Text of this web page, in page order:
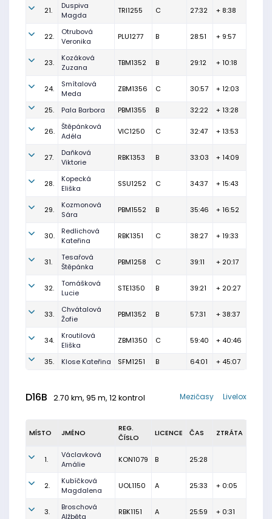
21.
Duspiva
Magda
TRI1255 C 27:32 + 8:38
22.
Otrubová
Veronika
PLU1277 B 28:51 + 9:57
23.
Kozáková
Zuzana
TBM1352 B 29:12 + 10:18
24.
Smítalová
Meda
ZBM1356 C 30:57 + 12:03
25. Pala Barbora PBM1355 B 32:22 + 13:28
26.
Štěpánková
Adéla
VIC1250 C 32:47 + 13:53
27.
Daňková
Viktorie
RBK1353 B 33:03 + 14:09
28.
Kopecká
Eliška
SSU1252 C 34:37 + 15:43
29.
Kozmonová
Sára
PBM1552 B 35:46 + 16:52
30.
Redlichová
Kateřina
RBK1351 C 38:27 + 19:33
31.
Tesařová
Štěpánka
PBM1258 C 39:11 + 20:17
32.
Tomášková
Lucie
STE1350 B 39:21 + 20:27
33.
Chvátalová
Žofie
PBM1352 B 57:31 + 38:37
34.
Kroutilová
Eliška
ZBM1350 C 59:40 + 40:46
35. Klose Kateřina SFM1251 B 64:01 + 45:07
D16B 2.70 km, 95 m, 12 kontrol Livelox
Mezičasy
MÍSTO JMÉNO
REG.
ČÍSLO
LICENCE ČAS ZTRÁTA
1.
Václavková
Amálie
KON1079 B 25:28
2.
Kubíčková
Magdalena
UOL1150 A 25:33 + 0:05
3.
Broschová
Alžběta
RBK1151 A 25:59 + 0:31